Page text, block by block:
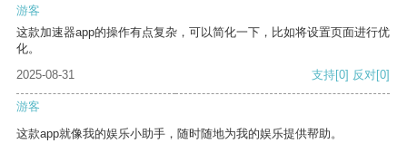
游客
这款加速器app的操作有点复杂，可以简化一下，比如将设置页面进行优
化。
2025-08-31
支持[0] 反对[0]
游客
这款app就像我的娱乐小助手，随时随地为我的娱乐提供帮助。